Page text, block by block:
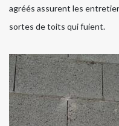
agréés assurent les
sortes de toits qui fuient.